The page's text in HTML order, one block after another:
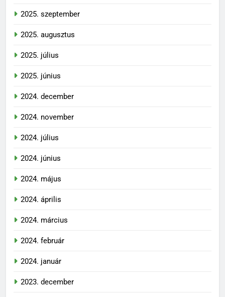
2025. szeptember
2025. augusztus
2025. július
2025. június
2024. december
2024. november
2024. július
2024. június
2024. május
2024. április
2024. március
2024. február
2024. január
2023. december